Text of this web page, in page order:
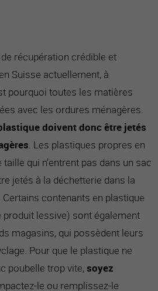
récupération crédible et
Suisse actuellement, à
pourquoi toutes les matières
avec les ordures ménagères.
doivent donc être jetés
. Les plastiques propres en
qui n’entrent pas dans un sac
jetés à la déchetterie dans la
contenants en plastique
produit lessive) sont également
magasins, qui possèdent leurs
Pour que le plastique ne
poubelle trop vite,soyez
le ou remplissez-le